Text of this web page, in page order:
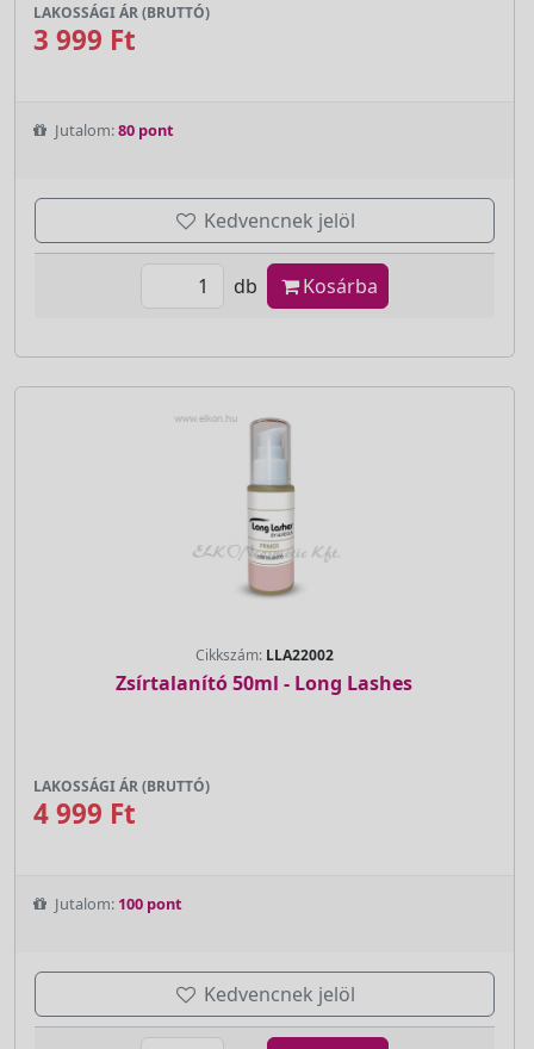
LAKOSSÁGI ÁR (BRUTTÓ)
3 999 Ft
Jutalom:80 pont
Kedvencnek jelöl
db Kosárba
Cikkszám: LLA22002
Zsírtalanító 50ml - Long Lashes
LAKOSSÁGI ÁR (BRUTTÓ)
4 999 Ft
Jutalom: 100 pont
Kedvencnek jelöl